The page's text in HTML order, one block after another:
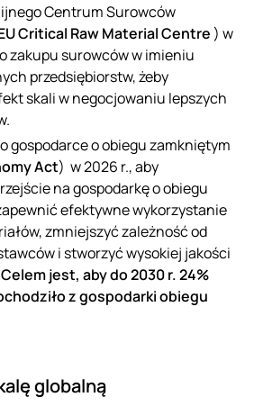
Centrum Surowców
Critical Raw Material Centre) w
zakupu surowców w imieniu
przedsiębiorstw, żeby
skali w negocjowaniu lepszych
gospodarce o obiegu zamkniętym
Act) w 2026 r., aby
na gospodarkę o obiegu
efektywne wykorzystanie
zmniejszyć zależność od
i stworzyć wysokiej jakości
Celem jest, aby do 2030 r. 24%
z gospodarki obiegu
globalną